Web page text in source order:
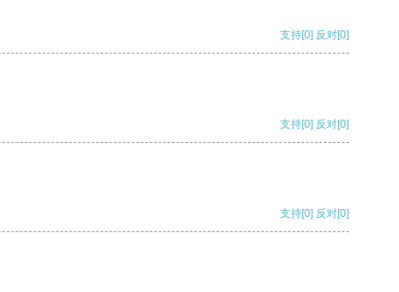
支持[0] 反对[0]
支持[0] 反对[0]
支持[0] 反对[0]